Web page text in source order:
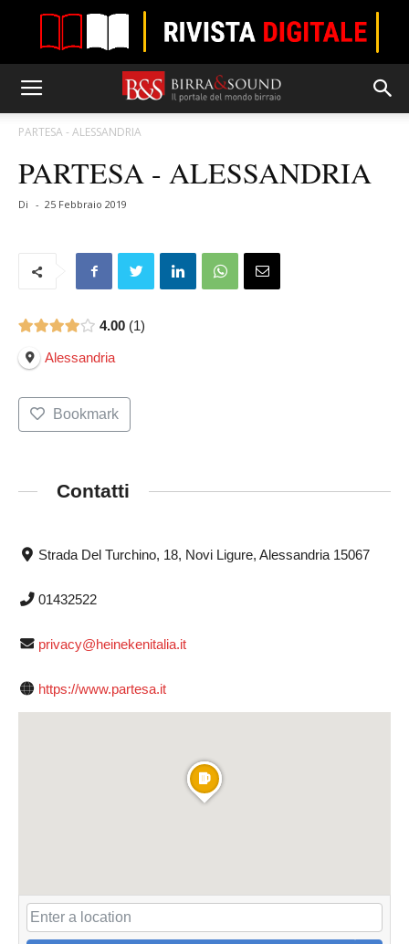
PARTESA - ALESSANDRIA
PARTESA - ALESSANDRIA
Di - 25 Febbraio 2019
4.00 1
Alessandria
Bookmark
Contatti
Strada Del Turchino, 18, Novi Ligure, Alessandria 15067
01432522
privacy@heinekenitalia.it
https://www.partesa.it